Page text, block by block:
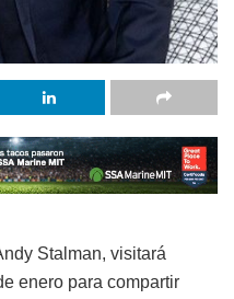
Stalman, visitará
enero para compartir